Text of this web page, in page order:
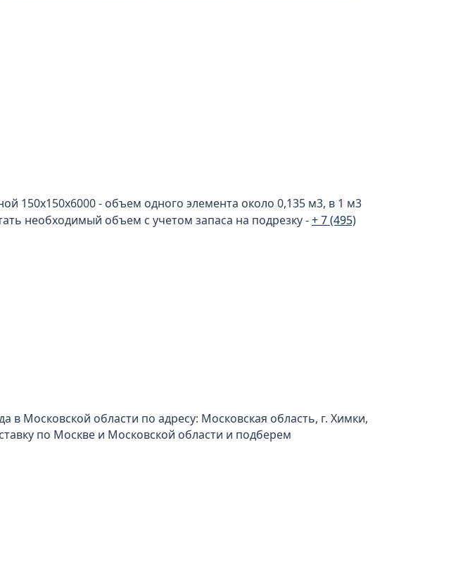
150x150x6000 - объем одного элемента около 0,135 м3, в 1 м3
необходимый объем с учетом запаса на подрезку -+ 7 (495)
в Московской области по адресу: Московская область, г. Химки,
по Москве и Московской области и подберем